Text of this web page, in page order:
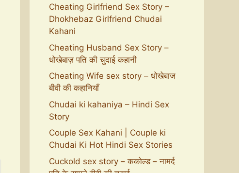
Cheating Girlfriend Sex Story –
Dhokhebaz Girlfriend Chudai
Kahani
Cheating Husband Sex Story –
धोखेबाज़ पति की चुदाई कहानी
Cheating Wife sex story – धोखेबाज
बीवी की कहानियाँ
Chudai ki kahaniya – Hindi Sex
Story
Couple Sex Kahani | Couple ki
Chudai Ki Hot Hindi Sex Stories
Cuckold sex story – ककोल्ड – नामर्द